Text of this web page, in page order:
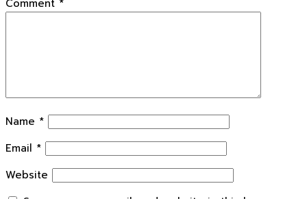
Comment *
Name *
Email *
Website